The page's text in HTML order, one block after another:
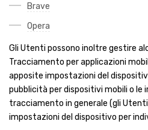
Brave
Opera
Gli Utenti possono inoltre gestire
Tracciamento per applicazioni
apposite impostazioni del
pubblicità per dispositivi mobili o le
tracciamento in generale (gli
impostazioni del dispositivo per